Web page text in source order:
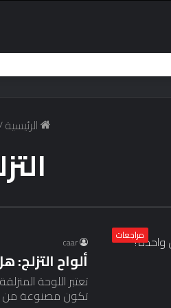
لعقود من الزمن؟
الرئيسية
مراجعات caar
ألواح
تعتبر اللوحة
تكون مصنوعة من